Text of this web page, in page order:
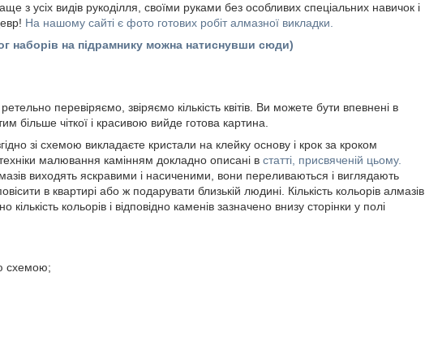
з усіх видів рукоділля, своїми руками без особливих спеціальних навичок і
На нашому сайті є фото готових робіт алмазної викладки.
наборів на підрамнику можна натиснувши сюди)
перевіряємо, звіряємо кількість квітів. Ви можете бути впевнені в
більше чіткої і красивою вийде готова картина.
зі схемою викладаєте кристали на клейку основу і крок за кроком
малювання камінням докладно описані в статті, присвяченій цьому.
виходять яскравими і насиченими, вони переливаються і виглядають
в квартирі або ж подарувати близькій людині. Кількість кольорів алмазів
кольорів і відповідно каменів зазначено внизу сторінки у полі
схемою;